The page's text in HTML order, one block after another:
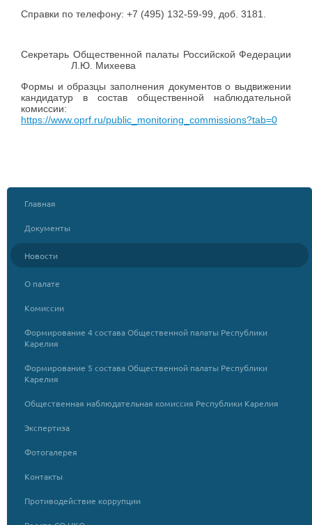
Справки по телефону: +7 (495) 132-59-99, доб. 3181.
Секретарь Общественной палаты Российской Федерации
Л.Ю. Михеева
Формы и образцы заполнения документов о выдвижении
кандидатур в состав общественной наблюдательной
комиссии:
https://www.oprf.ru/public_monitoring_commissions?tab=0
Главная
Документы
Новости
О палате
Комиссии
Формирование 4 состава Общественной палаты Республики
Карелия
Формирование 5 состава Общественной палаты Республики
Карелия
Общественная наблюдательная комиссия Республики Карелия
Экспертиза
Фотогалерея
Контакты
Противодействие коррупции